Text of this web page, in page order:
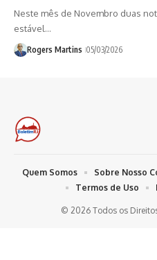
Neste mês de Novembro duas
estável…
Rogers Martins 05/03/2026
© 2026 Todos os
Quem Somos Sobre Nosso
Termos de Uso